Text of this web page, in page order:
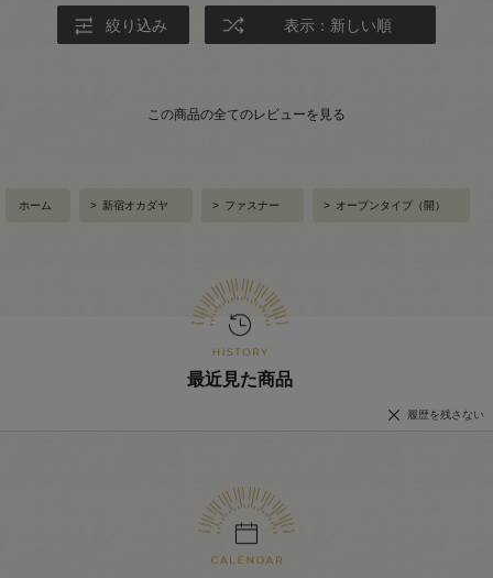
絞り込み 表示：新しい順
この商品の全てのレビューを見る
ホーム > 新宿オカダヤ > ファスナー > オープンタイプ（開）
最近見た商品
履歴を残さない